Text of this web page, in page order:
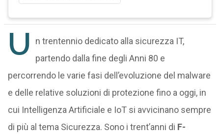
U
n trentennio dedicato alla sicurezza IT,
partendo dalla fine degli Anni 80 e
percorrendo le varie fasi dell’evoluzione del malware
e delle relative soluzioni di protezione fino a oggi, in
cui Intelligenza Artificiale e IoT si avvicinano sempre
di più al tema Sicurezza. Sono i trent’anni di F-